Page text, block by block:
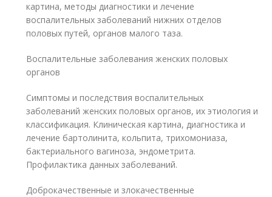
картина, методы диагностики и лечение
воспалительных заболеваний нижних отделов
половых путей, органов малого таза.
Воспалительные заболевания женских половых
органов
Симптомы и последствия воспалительных
заболеваний женских половых органов, их этиология и
классификация. Клиническая картина, диагностика и
лечение бартолинита, кольпита, трихомониаза,
бактериального вагиноза, эндометрита.
Профилактика данных заболеваний.
Доброкачественные и злокачественные